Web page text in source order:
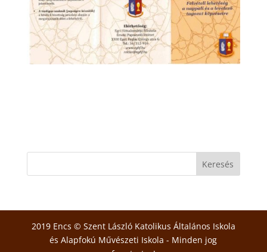
2019 Encs © Szent László Katolikus Általános Iskola
és Alapfokú Művészeti Iskola - Minden jog